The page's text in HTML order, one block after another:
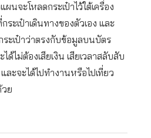
นจะโหลดกระเป๋าไว้ใต้เครื่อง
ะเป๋าเดินทางของตัวเอง และ
ะเป๋าว่าตรงกับข้อมูลบนบัตร
ด้ไม่ต้องเสียเงิน เสียเวลาสลับสับ
ละจะได้ไปทำงานหรือไปเที่ยว
ย